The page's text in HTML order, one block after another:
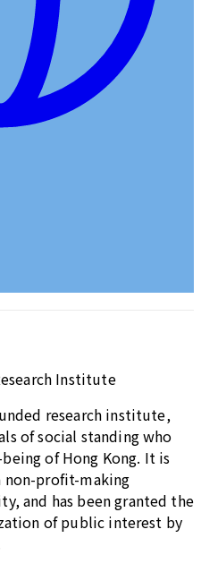
Institute
research institute,
of social standing who
of Hong Kong. It is
non-profit-making
and has been granted the
of public interest by